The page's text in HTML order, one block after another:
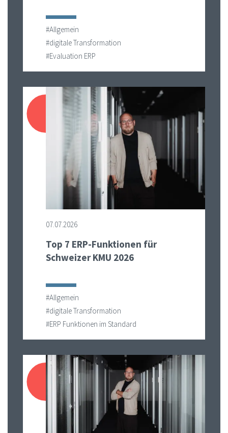
#Allgemein
#digitale Transformation
#Evaluation ERP
07.07.2026
Top 7 ERP-Funktionen für
Schweizer KMU 2026
#Allgemein
#digitale Transformation
#ERP Funktionen im Standard